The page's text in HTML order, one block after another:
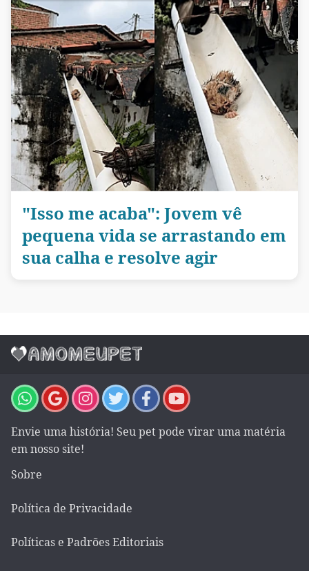
"Isso me acaba": Jovem vê
pequena vida se arrastando em
sua calha e resolve agir
Envie uma história! Seu pet pode virar uma matéria
em nosso site!
Sobre
Política de Privacidade
Políticas e Padrões Editoriais